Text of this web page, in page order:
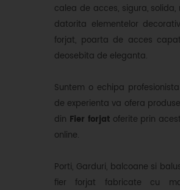
calea de acces, sigura, solida,
datorita elementelor
forjat, poarta de acces
deosebita de eleganta.
Suntem o echipa
de experienta va ofera
din Fier forjatoferite prin
online.
Porti, Garduri, balcoane si
fier forjat fabricate cu